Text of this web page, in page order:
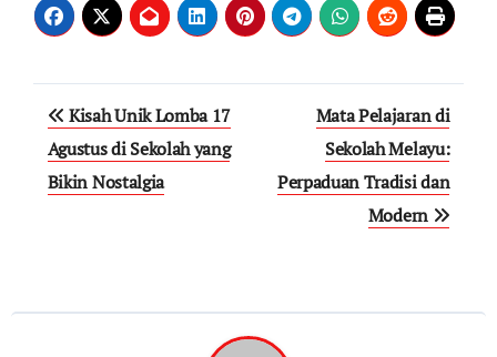
Post
navigation
Kisah Unik Lomba 17
Agustus di Sekolah yang
Bikin Nostalgia
Mata Pelajaran di
Sekolah Melayu:
Perpaduan Tradisi dan
Modern